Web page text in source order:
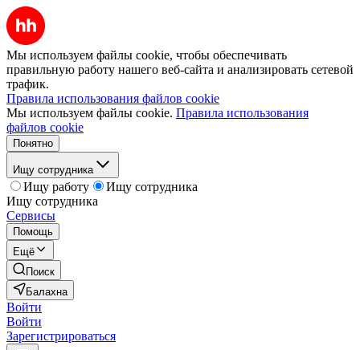
Мы используем файлы cookie, чтобы обеспечивать
правильную работу нашего веб-сайта и анализировать сетевой
трафик.
Правила использования файлов cookie
Мы используем файлы cookie. Правила использования
файлов cookie
Понятно
Ищу сотрудника
Ищу работу
Ищу сотрудника
Ищу сотрудника
Сервисы
Помощь
Ещё
Поиск
Балахна
Войти
Войти
Зарегистрироваться